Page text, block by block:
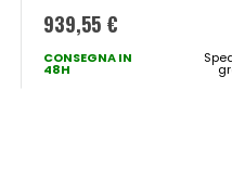
939,55 €
CONSEGNA IN
48H